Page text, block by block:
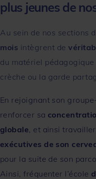
plus jeunes de
Au sein de nos sections
mois intègrent de
du matériel pédagogique
crèche ou la garde
En rejoignant son
renforcer sa
globale , et ainsi
exécutives de son
pour la suite de son
Ainsi, fréquenter l’école